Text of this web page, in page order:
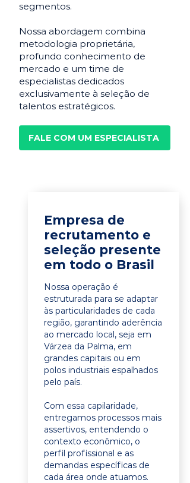
segmentos.
Nossa abordagem combina
metodologia proprietária,
profundo conhecimento de
mercado e um time de
especialistas dedicados
exclusivamente à seleção de
talentos estratégicos.
FALE COM UM ESPECIALISTA
Empresa de
recrutamento e
seleção presente
em todo o Brasil
Nossa operação é
estruturada para se adaptar
às particularidades de cada
região, garantindo aderência
ao mercado local, seja em
Várzea da Palma, em
grandes capitais ou em
polos industriais espalhados
pelo país.
Com essa capilaridade,
entregamos processos mais
assertivos, entendendo o
contexto econômico, o
perfil profissional e as
demandas específicas de
cada área onde atuamos.